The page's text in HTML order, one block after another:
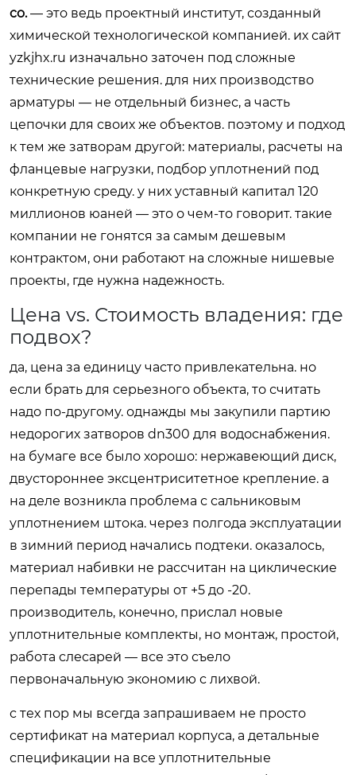
co.— это ведь проектный институт, созданный
химической технологической компанией. их сайт
yzkjhx.ru изначально заточен под сложные
технические решения. для них производство
арматуры — не отдельный бизнес, а часть
цепочки для своих же объектов. поэтому и подход
к тем же затворам другой: материалы, расчеты на
фланцевые нагрузки, подбор уплотнений под
конкретную среду. у них уставный капитал 120
миллионов юаней — это о чем-то говорит. такие
компании не гонятся за самым дешевым
контрактом, они работают на сложные нишевые
проекты, где нужна надежность.
Цена vs. Стоимость владения: где
подвох?
да, цена за единицу часто привлекательна. но
если брать для серьезного объекта, то считать
надо по-другому. однажды мы закупили партию
недорогих затворов dn300 для водоснабжения.
на бумаге все было хорошо: нержавеющий диск,
двустороннее эксцентриситетное крепление. а
на деле возникла проблема с сальниковым
уплотнением штока. через полгода эксплуатации
в зимний период начались подтеки. оказалось,
материал набивки не рассчитан на циклические
перепады температуры от +5 до -20.
производитель, конечно, прислал новые
уплотнительные комплекты, но монтаж, простой,
работа слесарей — все это съело
первоначальную экономию с лихвой.
с тех пор мы всегда запрашиваем не просто
сертификат на материал корпуса, а детальные
спецификации на все уплотнительные